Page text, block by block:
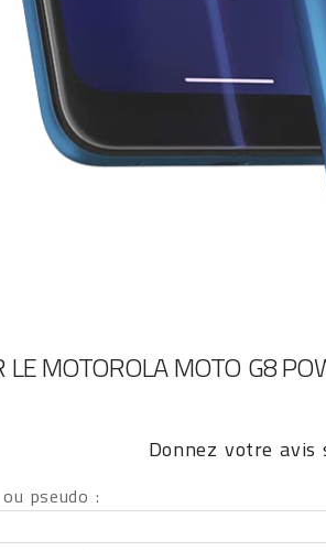
LE MOTOROLA MOTO G8
Donnez votre avis
pseudo :